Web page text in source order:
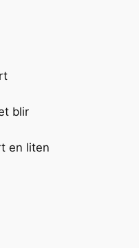
blir
en liten